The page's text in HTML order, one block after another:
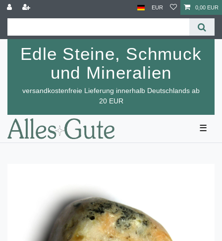
EUR 0,00 EUR
Edle Steine, Schmuck
und Mineralien
versandkostenfreie Lieferung innerhalb Deutschlands ab
20 EUR
☰